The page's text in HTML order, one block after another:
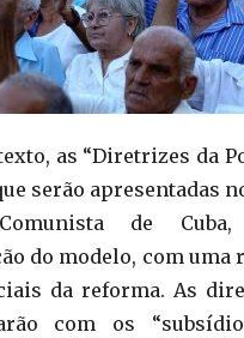
as “Diretrizes da
serão apresentadas
de
do modelo, com uma
da reforma. As
com os